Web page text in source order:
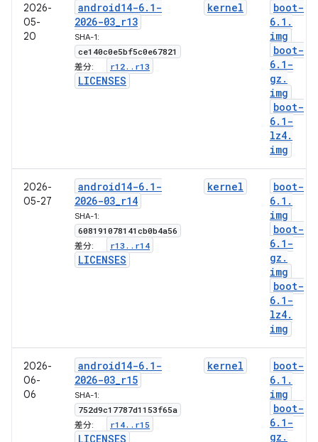
2026-
05-
20
android14-6. 1-
2026-03_r13
SHA-1:
ce140c0e5bf5c0e67821
差分: r12. . r13
LICENSES
kernel
boot-
6. 1 .
img
boot-
6. 1-
gz .
img
boot-
6. 1-
lz4.
img
2026-
05-27
android14-6. 1-
2026-03_r14
SHA-1:
608191078141cb0b4a56
差分: r13 . . r14
LICENSES
kernel
boot-
6. 1 .
img
boot-
6. 1-
gz .
img
boot-
6. 1-
lz4.
img
2026-
06-
06
android14-6. 1-
2026-03_r15
SHA-1:
752d9c17787d1153f65a
差分: r14. . r15
LICENSES
kernel
boot-
6. 1 .
img
boot-
6. 1-
gz .